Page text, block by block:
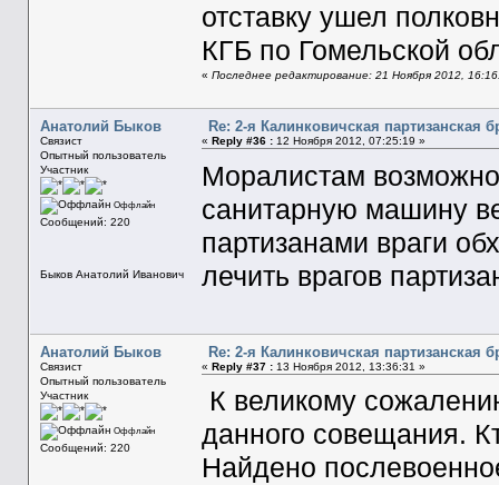
отставку ушел
КГБ по Гомельской
« Последнее редактирование: 21 Ноября 2012,
Анатолий Быков
Связист
Опытный пользователь
Участник
Оффлайн
Сообщений: 220
Быков Анатолий Иванович
Re: 2-я Калинковичская партизанская
« Reply #36 :12 Ноября 2012, 07:25:19 »
Моралистам
санитарную машину
партизанами враги
лечить врагов
Анатолий Быков
Связист
Опытный пользователь
Участник
Оффлайн
Сообщений: 220
Re: 2-я Калинковичская партизанская
« Reply #37 :13 Ноября 2012, 13:36:31 »
К великому
данного совещания.
Найдено